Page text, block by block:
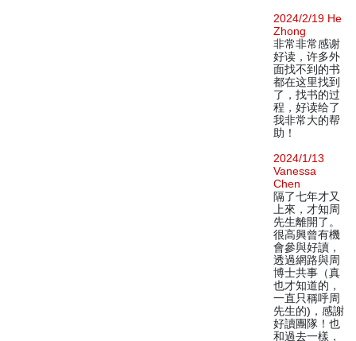
2024/2/19 He
Zhong
非常非常感谢
好读，许多外
面找不到的书
都在这里找到
了，找书的过
程，好读给了
我非常大的帮
助！
2024/1/13
Vanessa
Chen
隔了七年才又
上來，才知周
先生離開了。
很高興曾有機
會參與好讀，
透過網路與周
博士共事（真
也才知道的，
一直只稱呼周
先生的)，感謝
好讀團隊！也
和過去一樣，